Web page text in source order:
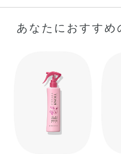
スティーブンノルとナル
ミヤ・インターナシ …
あなたにおすすめ